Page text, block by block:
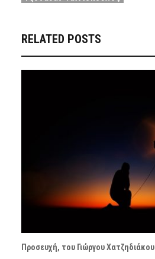
RELATED POSTS
Προσευχή, του Γιώργου Χατζηδιάκου